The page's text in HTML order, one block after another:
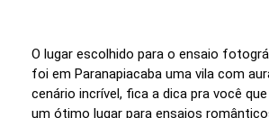
O lugar escolhido para o ensaio
foi em Paranapiacaba uma vila com
cenário incrível, fica a dica pra você
um ótimo lugar para ensaios